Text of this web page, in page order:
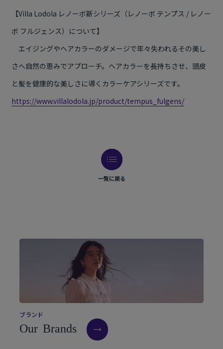
【Villa Lodola レノーボ新シリーズ（レノーボ テンプス / レノー
ボ フルジェンス）について】
エイジングやヘアカラーのダメージで年々失われるその美し
さへ自然の恵みでアプローチ。ヘアカラーを長持ちさせ、頭皮
と髪を健康的な美しさに導くカラーケアシリーズです。
https://www.villalodola.jp/product/tempus_fulgens/
一覧に戻る
ブラン ド
Our Brands